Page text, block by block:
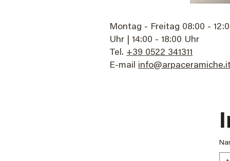
Montag - Freitag 08:00 -
Uhr | 14:00 - 18:00​​ Uhr
Tel. +39 0522 341311
E-mail info@arpaceramiche.it